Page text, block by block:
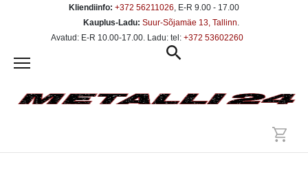
Kliendiinfo: +372 56211026, E-R 9.00 - 17.00
Kauplus-Ladu: Suur-Sõjamäe 13, Tallinn.
Avatud: E-R 10.00-17.00. Ladu: tel: +372 53602260